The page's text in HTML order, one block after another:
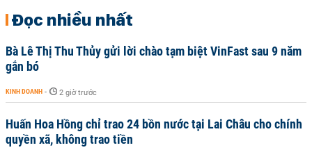
Đọc nhiều nhất
Bà Lê Thị Thu Thủy gửi lời chào tạm biệt VinFast sau 9 năm
gắn bó
KINH DOANH - 2 giờ trước
Huấn Hoa Hồng chỉ trao 24 bồn nước tại Lai Châu cho chính
quyền xã, không trao tiền